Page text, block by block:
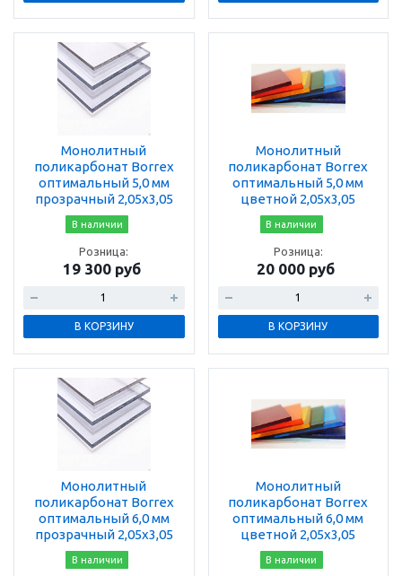
Монолитный
поликарбонат Borrex
оптимальный 5,0 мм
прозрачный 2,05х3,05
В наличии
Розница:
19 300 руб
В КОРЗИНУ
Монолитный
поликарбонат Borrex
оптимальный 5,0 мм
цветной 2,05х3,05
В наличии
Розница:
20 000 руб
В КОРЗИНУ
Монолитный
поликарбонат Borrex
оптимальный 6,0 мм
прозрачный 2,05х3,05
В наличии
Монолитный
поликарбонат Borrex
оптимальный 6,0 мм
цветной 2,05х3,05
В наличии